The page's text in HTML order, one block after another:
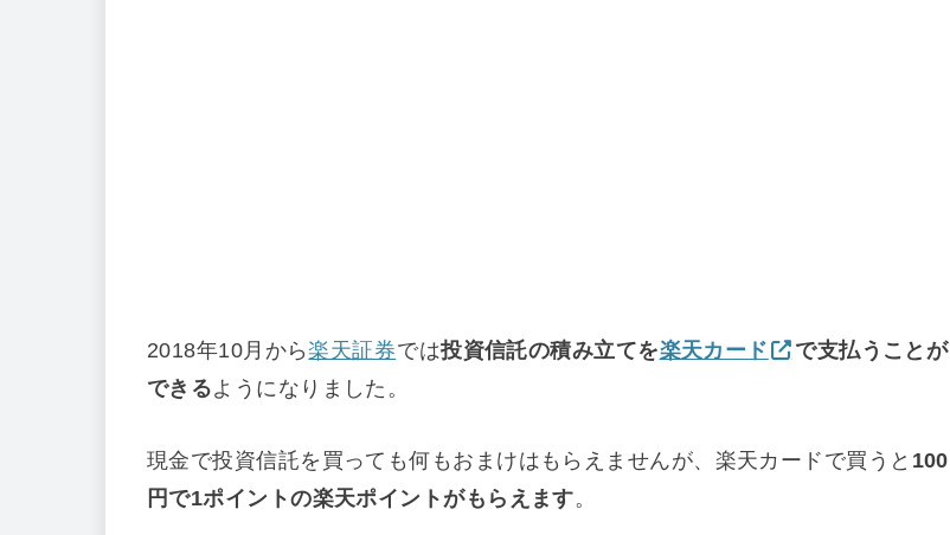
2018年10月から楽天証券では投資信託の積み立てを楽天カード
で支払うことが
できるようになりました。
現金で投資信託を買っても何もおまけはもらえませんが、楽天カードで買うと 100
円で1ポイントの楽天ポイントがもらえます。